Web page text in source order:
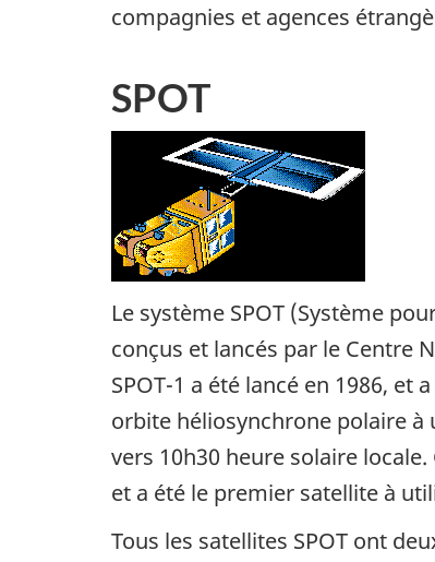
compagnies et agences
SPOT
Le système SPOT (Système
conçus et lancés par le Centre
SPOT-1 a été lancé en 1986,
orbite héliosynchrone polaire
vers 10h30 heure solaire
et a été le premier satellite à
Tous les satellites SPOT ont